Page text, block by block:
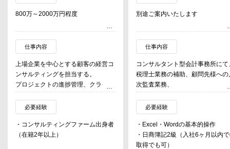
800万～2000万円程度
仕事内容
上場企業を中心とする顧客の経営コ
ンサルティングを担当する。
プロジェクトの進捗管理、クライア
ントとの円滑な関係の構築、下位メ
ンバーの育成等を担う。
■5つの業務領域
以下5つの事業部があり、幅広い領
必要経験
・コンサルティングファーム出身者
（在籍2年以上）
別途ご案内いたします
仕事内容
コンサルタント型会計事務所にて
税理士業務の補助、顧問先様への
次監査業務、
財務·会計について顧問先様へのア
ドバイス等を行って頂く。
将来的には、経営指導など幅広い
務に携わっていただくことが可能
必要経験
・Excel・Wordの基本的操作
・日商簿記2級（入社6ヶ月以内
取得でも可）